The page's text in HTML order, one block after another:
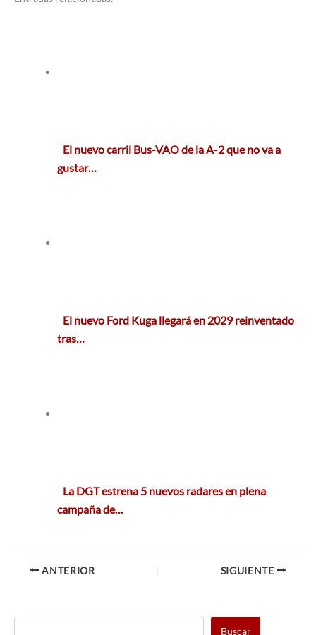
El nuevo carril Bus-VAO de la A-2 que no va a
gustar…
El nuevo Ford Kuga llegará en 2029 reinventado
tras…
La DGT estrena 5 nuevos radares en plena
campaña de…
ANTERIOR SIGUIENTE
Buscar